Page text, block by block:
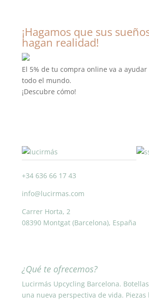
¡Hagamos que sus
hagan realidad!
El 5% de tu compra online va a
todo el mundo.
¡Descubre cómo!
+34 636 66 17 43
info@lucirmas.com
Carrer Horta, 2
08390 Montgat (Barcelona), España
¿Qué te ofrecemos?
Lucirmás Upcycling Barcelona.
una nueva perspectiva de vida. Piezas